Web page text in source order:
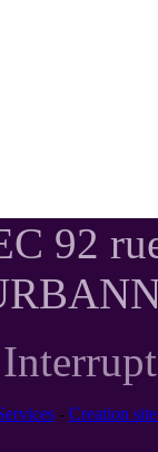
92
- Creation